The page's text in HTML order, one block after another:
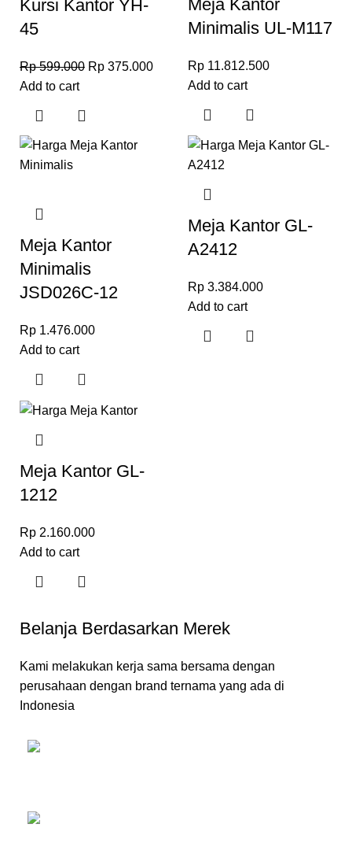
Kursi Kantor YH-
45
Rp599.000 Rp 375.000
Add to cart
Meja Kantor
Minimalis UL-M117
Rp 11.812.500
Add to cart
Meja Kantor
Minimalis
JSD026C-12
Rp 1.476.000
Add to cart
Meja Kantor GL-
A2412
Rp 3.384.000
Add to cart
Meja Kantor GL-
1212
Rp 2.160.000
Add to cart
Belanja Berdasarkan Merek
Kami melakukan kerja sama bersama dengan
perusahaan dengan brand ternama yang ada di
Indonesia